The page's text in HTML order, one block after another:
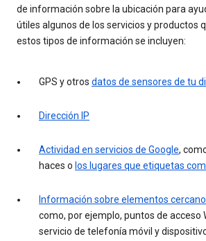
de información sobre la ubicación para
útiles algunos de los servicios y productos
estos tipos de información se incluyen:
GPS y otros datos de sensores de tu
Dirección IP
Actividad en servicios de Google,
haces o los lugares que etiquetas
Información sobre elementos
como, por ejemplo, puntos de acceso
servicio de telefonía móvil y